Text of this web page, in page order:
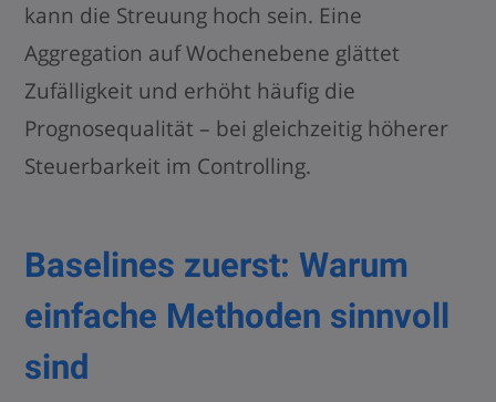
kann die Streuung hoch sein. Eine
Aggregation auf Wochenebene glättet
Zufälligkeit und erhöht häufig die
Prognosequalität – bei gleichzeitig höherer
Steuerbarkeit im Controlling.
Baselines zuerst: Warum
einfache Methoden sinnvoll
sind